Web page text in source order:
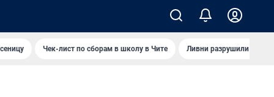
Чек-лист по сборам в школу в Чите Ливни разрушили